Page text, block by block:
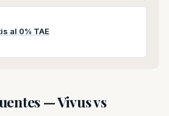
al 0% TAE
— Vivus vs